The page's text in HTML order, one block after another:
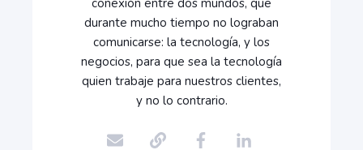
conexión entre dos mundos, que
durante mucho tiempo no lograban
comunicarse: la tecnología, y los
negocios, para que sea la tecnología
quien trabaje para nuestros clientes,
y no lo contrario.